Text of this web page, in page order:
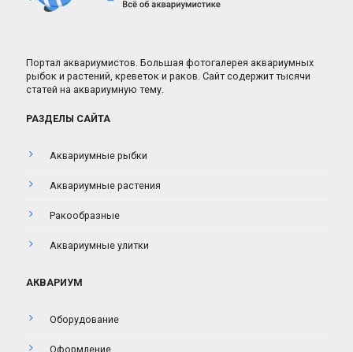
Портал аквариумистов. Большая фотогалерея аквариумных
рыбок и растений, креветок и раков. Сайт содержит тысячи
статей на аквариумную тему.
РАЗДЕЛЫ САЙТА
Аквариумные рыбки
Аквариумные растения
Ракообразные
Аквариумные улитки
АКВАРИУМ
Оборудование
Оформление